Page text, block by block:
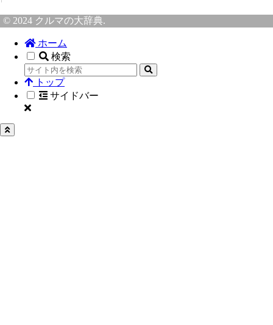
© 2024 クルマの大辞典.
ホーム
検索
トップ
サイドバー